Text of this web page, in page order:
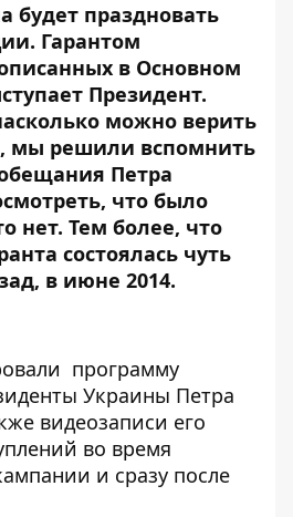
будет праздновать
Гарантом
в Основном
Президент.
можно верить
мы решили вспомнить
Петра
что было
нет. Тем более, что
состоялась чуть
в июне 2014.
программу
Украины Петра
видеозаписи его
во время
и сразу после